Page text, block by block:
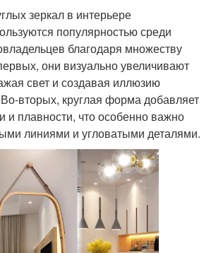
зеркал в интерьере
популярностью среди
благодаря множеству
они визуально увеличивают
свет и создавая иллюзию
вторых, круглая форма добавляет
и плавности, что особенно важно
линиями и угловатыми деталями.